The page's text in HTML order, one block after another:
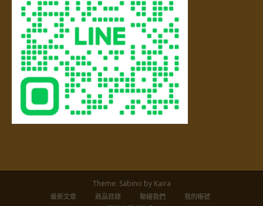
Theme: Sabino by Kaira
最新文章 商品目錄 聯絡我們
我的帳號